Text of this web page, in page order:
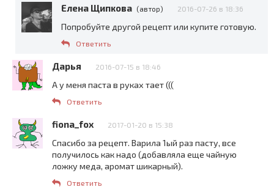
Елена Щипкова (автор) 2016-07-26 в 18:36
Попробуйте другой рецепт или купите готовую.
Ответить
Дарья 2016-07-15 в 18:46
А у меня паста в руках тает (((
Ответить
fiona_fox 2017-01-20 в 15:38
Спасибо за рецепт. Варила 1ый раз пасту, все
получилось как надо (добавляла еще чайную
ложку меда, аромат шикарный).
Ответить